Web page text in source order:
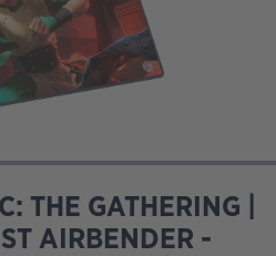
THE GATHERING |
AIRBENDER -